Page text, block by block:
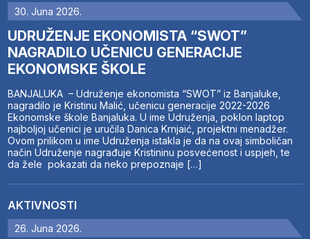
30. Juna 2026.
UDRUŽENJE EKONOMISTA “SWOT”
NAGRADILO UČENICU GENERACIJE
EKONOMSKE ŠKOLE
BANJALUKA – Udruženje ekonomista “SWOT” iz Banjaluke,
nagradilo je Kristinu Malić, učenicu generacije 2022-2026
Ekonomske škole Banjaluka. U ime Udruženja, poklon laptop
najboljoj učenici je uručila Danica Krnjaić, projektni menadžer.
Ovom prilikom u ime Udruženja istakla je da na ovaj simboličan
način Udruženje nagrađuje Kristininu posvećenost i uspjeh, te
da žele pokazati da neko prepoznaje […]
AKTIVNOSTI
26. Juna 2026.